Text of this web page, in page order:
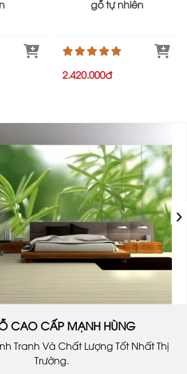
gỗ tự nhiên
2.420.000đ
›
CAO CẤP MẠNH HÙNG
Tranh Và Chất Lượng Tốt Nhất Thị
Trường.